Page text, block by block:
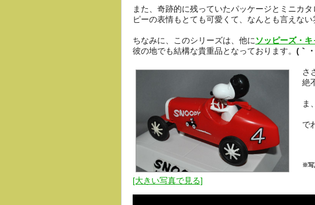
また、奇跡的に残っていたパッケージとミニカ
ピーの表情もとても可愛くて、なんとも言えな
ちなみに、このシリーズは、他にソッピーズ・
彼の地でも結構な貴重品となっております。 (｀
[大きい写真で見る]
さ
絶
ま
で
※写